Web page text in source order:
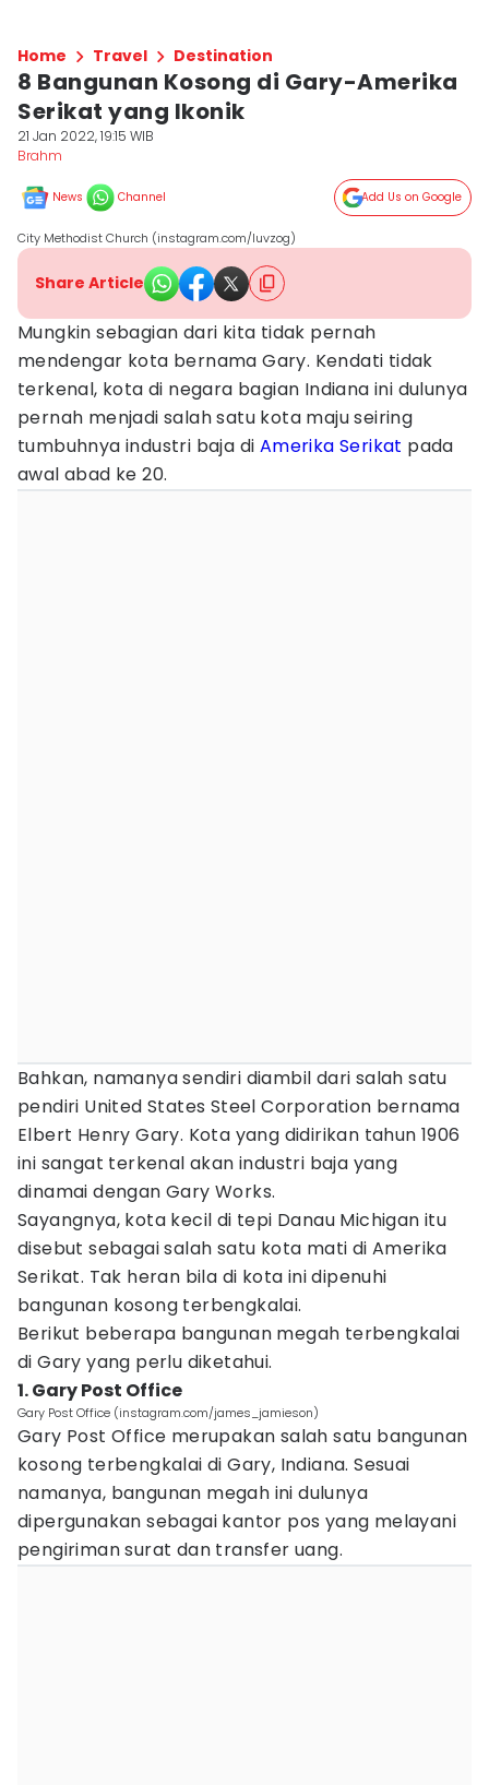
Home Travel Destination
8 Bangunan Kosong di Gary-Amerika
Serikat yang Ikonik
21 Jan 2022, 19:15 WIB
Brahm
News Channel Add Us on Google
City Methodist Church (instagram.com/luvzog)
Share Article
Mungkin sebagian dari kita tidak pernah
mendengar kota bernama Gary. Kendati tidak
terkenal, kota di negara bagian Indiana ini dulunya
pernah menjadi salah satu kota maju seiring
tumbuhnya industri baja di Amerika Serikat pada
awal abad ke 20.
Bahkan, namanya sendiri diambil dari salah satu
pendiri United States Steel Corporation bernama
Elbert Henry Gary. Kota yang didirikan tahun 1906
ini sangat terkenal akan industri baja yang
dinamai dengan Gary Works.
Sayangnya, kota kecil di tepi Danau Michigan itu
disebut sebagai salah satu kota mati di Amerika
Serikat. Tak heran bila di kota ini dipenuhi
bangunan kosong terbengkalai.
Berikut beberapa bangunan megah terbengkalai
di Gary yang perlu diketahui.
1. Gary Post Office
Gary Post Office (instagram.com/james_jamieson)
Gary Post Office merupakan salah satu bangunan
kosong terbengkalai di Gary, Indiana. Sesuai
namanya, bangunan megah ini dulunya
dipergunakan sebagai kantor pos yang melayani
pengiriman surat dan transfer uang.